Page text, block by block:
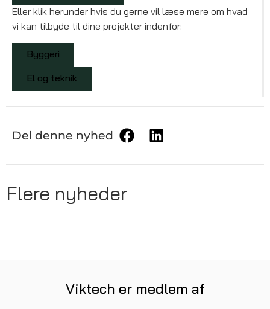
Eller klik herunder hvis du gerne vil læse mere om hvad
vi kan tilbyde til dine projekter indenfor:
Byggeri
El og teknik
Del denne nyhed
Flere nyheder
Viktech er medlem af